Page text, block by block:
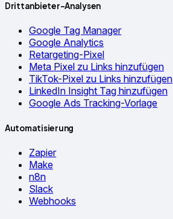
Drittanbieter-Analysen
Google Tag Manager
Google Analytics
Retargeting-Pixel
Meta Pixel zu Links hinzufügen
TikTok-Pixel zu Links hinzufügen
LinkedIn Insight Tag hinzufügen
Google Ads Tracking-Vorlage
Automatisierung
Zapier
Make
n8n
Slack
Webhooks